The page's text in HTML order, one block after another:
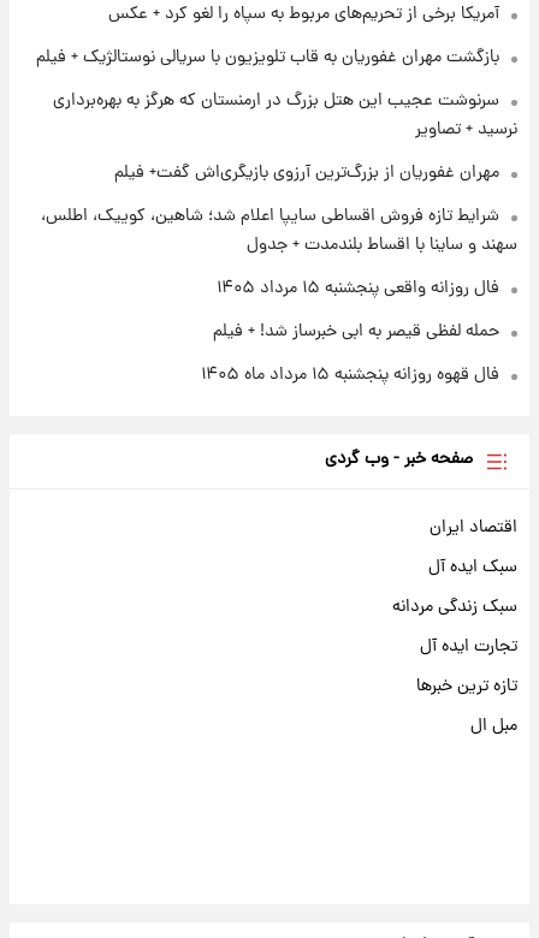
۱ روز پیش
آتش اختلاف در اینستاگرام؛ تمجید از حردانی به
مذاق رضاییان خوش نیامد+عکس
۱۲۹۰ شمسی
آمریکا برخی از تحریم‌های مربوط به سپاه را لغو کرد + عکس
بازگشت مهران غفوریان به قاب تلویزیون با سریالی نوستالژیک + فیلم
سرنوشت عجیب این هتل بزرگ در ارمنستان که هرگز به بهره‌برداری
نرسید + تصاویر
مهران غفوریان از بزرگ‌ترین آرزوی بازیگری‌اش گفت+ فیلم
شرایط تازه فروش اقساطی سایپا اعلام شد؛ شاهین، کوییک، اطلس،
سهند و ساینا با اقساط بلندمدت + جدول
فال روزانه واقعی پنجشنبه ۱۵ مرداد ۱۴۰۵
حمله لفظی قیصر به ابی خبرساز شد! + فیلم
فال قهوه روزانه پنجشنبه ۱۵ مرداد ماه ۱۴۰۵
صفحه خبر - وب گردی
اقتصاد ایران
سبک ایده آل
سبک زندگی مردانه
تجارت ایده آل
تازه ترین خبرها
مبل ال